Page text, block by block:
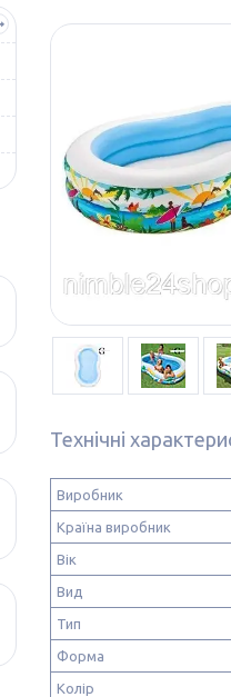
Технічні
Виробник
Країна виробник
Вік
Вид
Тип
Форма
Колір